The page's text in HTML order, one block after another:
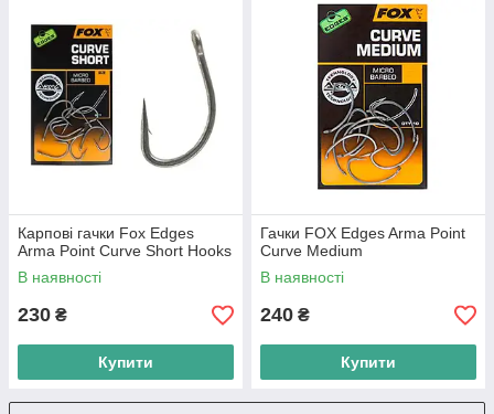
Карпові гачки Fox Edges
Arma Point Curve Short Hooks
В наявності
230 ₴
Купити
Гачки FOX Edges Arma Point
Curve Medium
В наявності
240 ₴
Купити